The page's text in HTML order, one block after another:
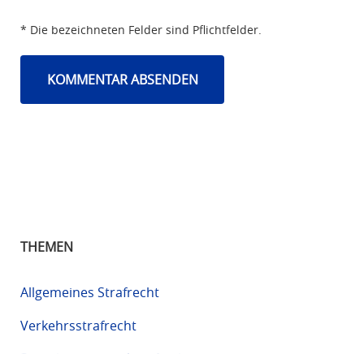
* Die bezeichneten Felder sind Pflichtfelder.
THEMEN
Allgemeines Strafrecht
Verkehrsstrafrecht